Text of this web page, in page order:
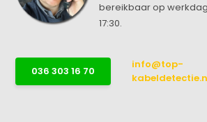
bereikbaar op
17:30.
036 303 16 70
info@top-